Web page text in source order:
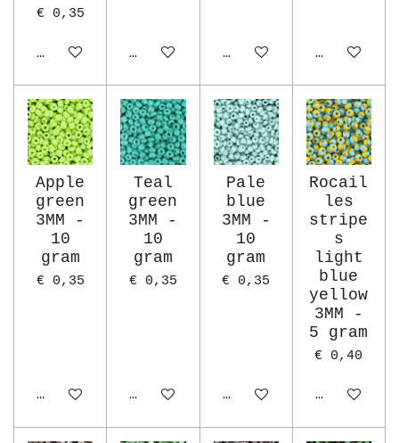
€ 0,35
Houd mij op de hoogte
In winkelwagenIn winkelwagen
In
Apple
green
3MM -
10
gram
€ 0,35
In winkelwagen
Teal
green
3MM -
10
gram
€ 0,35
In winkelwagen
Pale
blue
3MM -
10
gram
€ 0,35
In winkelwagen
Rocail
les
stripe
s
light
blue
yellow
3MM -
5 gram
€ 0,40
In